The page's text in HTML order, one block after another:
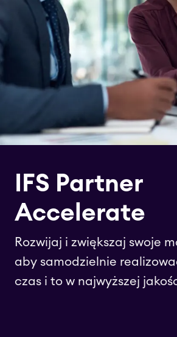
IFS Partner
Accelerate
Rozwijaj i zwiększaj swoje
aby samodzielnie
czas i to w najwyższej